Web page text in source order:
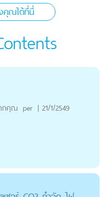
คุณได้ที่นี่
กคุณ per | 21/1/2549